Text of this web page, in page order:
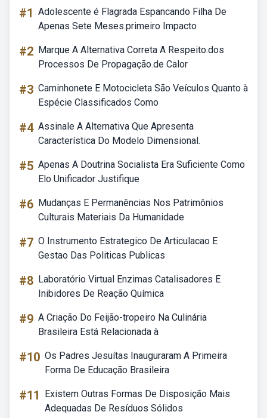
#1 Adolescente é Flagrada Espancando Filha De
Apenas Sete Meses.primeiro Impacto
#2 Marque A Alternativa Correta A Respeito.dos
Processos De Propagação.de Calor
#3 Caminhonete E Motocicleta São Veículos Quanto à
Espécie Classificados Como
#4 Assinale A Alternativa Que Apresenta
Característica Do Modelo Dimensional.
#5 Apenas A Doutrina Socialista Era Suficiente Como
Elo Unificador Justifique
#6 Mudanças E Permanências Nos Patrimônios
Culturais Materiais Da Humanidade
#7 O Instrumento Estrategico De Articulacao E
Gestao Das Politicas Publicas
#8 Laboratório Virtual Enzimas Catalisadores E
Inibidores De Reação Química
#9 A Criação Do Feijão-tropeiro Na Culinária
Brasileira Está Relacionada à
#10 Os Padres Jesuítas Inauguraram A Primeira
Forma De Educação Brasileira
#11
Existem Outras Formas De Disposição Mais
Adequadas De Resíduos Sólidos